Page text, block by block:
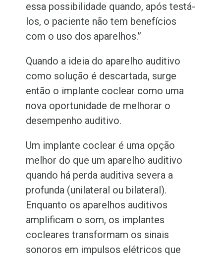
essa possibilidade quando, após testá-
los, o paciente não tem benefícios
com o uso dos aparelhos.”
Quando a ideia do aparelho auditivo
como solução é descartada, surge
então o implante coclear como uma
nova oportunidade de melhorar o
desempenho auditivo.
Um implante coclear é uma opção
melhor do que um aparelho auditivo
quando há perda auditiva severa a
profunda (unilateral ou bilateral).
Enquanto os aparelhos auditivos
amplificam o som, os implantes
cocleares transformam os sinais
sonoros em impulsos elétricos que